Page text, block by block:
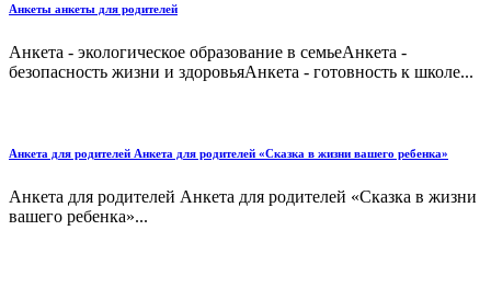
Анкеты анкеты для родителей
Анкета - экологическое образование в семьеАнкета -
безопасность жизни и здоровьяАнкета - готовность к школе...
Анкета для родителей Анкета для родителей «Сказка в жизни вашего ребенка»
Анкета для родителей Анкета для родителей «Сказка в жизни
вашего ребенка»...